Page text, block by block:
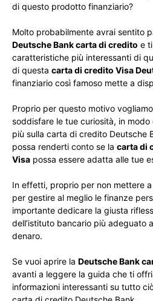
di questo prodotto finanziario?
Molto probabilmente avrai sentito
Deutsche Bank carta di credito e
caratteristiche più interessanti di
di questa carta di credito Visa
finanziario così famoso mette a
Proprio per questo motivo
soddisfare le tue curiosità, in
più sulla carta di credito Deutsche
possa renderti conto se la carta di
Visa possa essere adatta alle tue
In effetti, proprio per non mettere
per gestire al meglio le finanze
importante dedicare la giusta
dell’istituto bancario più adeguato
denaro.
Se vuoi aprire la Deutsche Bank
avanti a leggere la guida che ti
informazioni interessanti su tutto